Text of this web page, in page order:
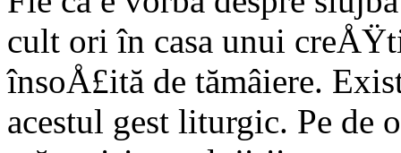
cult ori în casa unui
însoÅ£ită de tămâiere.
acestul gest liturgic. Pe de